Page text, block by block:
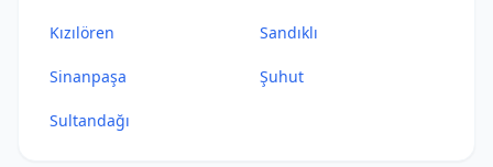
Kızılören Sandıklı
Sinanpaşa Şuhut
Sultandağı